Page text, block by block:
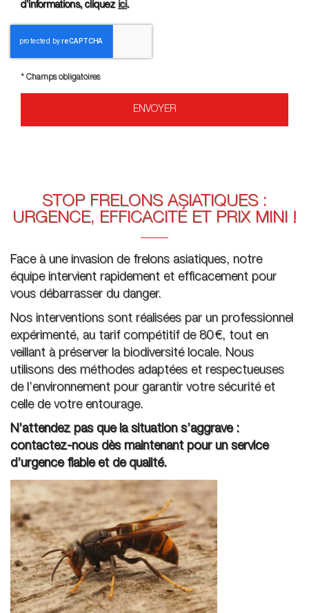
d’informations, cliquez ici.
*Champs obligatoires
STOP FRELONS ASIATIQUES :
URGENCE, EFFICACITÉ ET PRIX MINI !
Face à une invasion de frelons asiatiques, notre
équipe intervient rapidement et efficacement pour
vous débarrasser du danger.
Nos interventions sont réalisées par un professionnel
expérimenté, au tarif compétitif de 80 €, tout en
veillant à préserver la biodiversité locale. Nous
utilisons des méthodes adaptées et respectueuses
de l’environnement pour garantir votre sécurité et
celle de votre entourage.
N’attendez pas que la situation s’aggrave :
contactez-nous dès maintenant pour un service
d’urgence fiable et de qualité.